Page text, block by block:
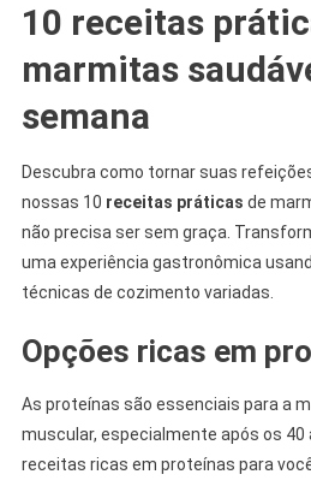
10 receitas
marmitas
semana
Descubra como tornar suas
nossas 10 receitas práticas de
não precisa ser sem graça.
uma experiência gastronômica
técnicas de cozimento variadas.
Opções ricas em
As proteínas são essenciais para a
muscular, especialmente após os 40
receitas ricas em proteínas para